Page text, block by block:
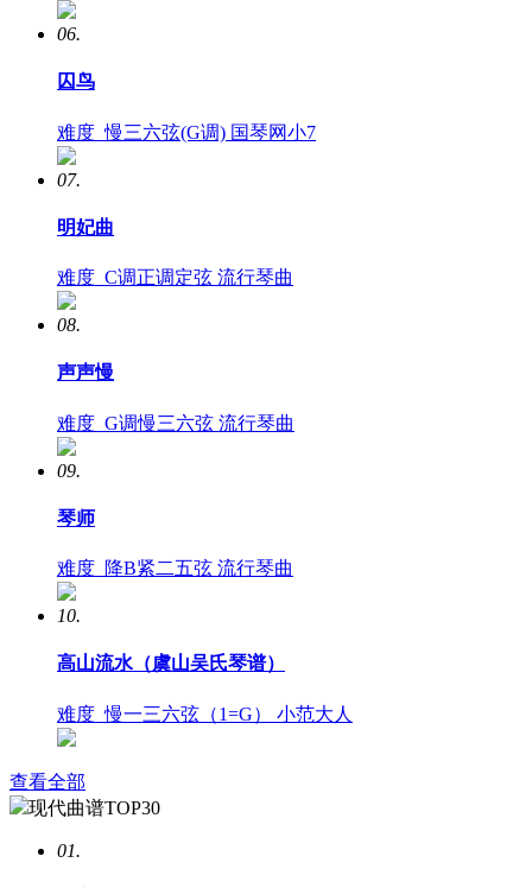
06.
囚鸟
难度慢三六弦(G调) 国琴网小7
07.
明妃曲
难度 C调正调定弦 流行琴曲
08.
声声慢
难度 G调慢三六弦 流行琴曲
09.
琴师
难度 降B紧二五弦 流行琴曲
10.
高山流水（虞山吴氏琴谱）
难度慢一三六弦（1=G） 小范大人
查看全部
现代曲谱TOP30
01.